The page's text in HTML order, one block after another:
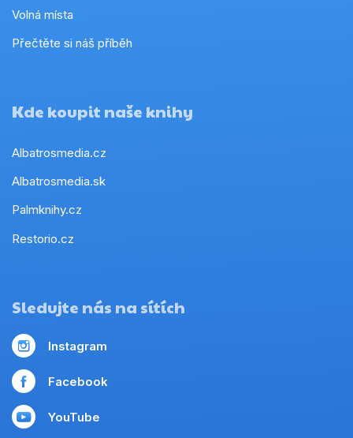
Volná místa
Přečtěte si náš příběh
Kde koupit naše knihy
Albatrosmedia.cz
Albatrosmedia.sk
Palmknihy.cz
Restorio.cz
Sledujte nás na sítích
Instagram
Facebook
YouTube